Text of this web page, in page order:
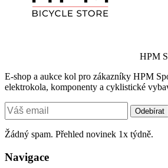
HPM
E-shop a aukce kol pro zákazníky HPM
elektrokola, komponenty a cyklistické
Odebírat
Žádný spam. Přehled novinek 1x týdně.
Navigace